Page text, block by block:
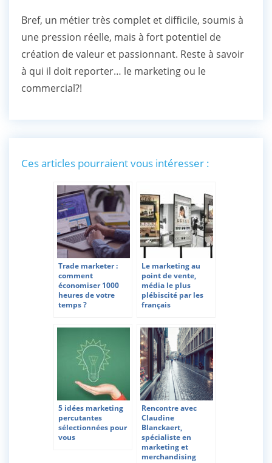
Bref, un métier très complet et difficile, soumis à
une pression réelle, mais à fort potentiel de
création de valeur et passionnant. Reste à savoir
à qui il doit reporter… le marketing ou le
commercial?!
Ces articles pourraient vous intéresser :
Trade marketer :
comment
économiser 1000
heures de votre
temps ?
Le marketing au
point de vente,
média le plus
plébiscité par les
français
5 idées marketing
percutantes
sélectionnées pour
vous
Rencontre avec
Claudine
Blanckaert,
spécialiste en
marketing et
merchandising